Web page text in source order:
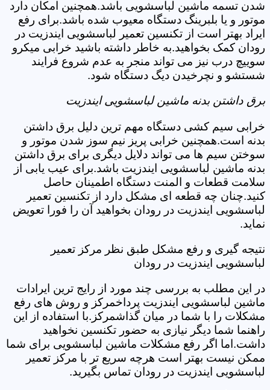
شدن تسمه ماشین لباسشویی باشد.همچنین امکان دارد
موتور و یا بلبرینگ دستگاه معیوب شده باشد.برای رفع
ایراد بهتر است از تکنسین تعمیر لباسشویی ایندزیت در
رودان کمک بخواهید.به خاطر داشته باشید خرابی میکرو
سوییچ درب نیز می تواند منجر به عدم شروع فرایند
شستشو و نچرخیدن دیگ دستگاه شود.
برق داشتن بدنه ماشین لباسشویی ایندزیت
خرابی سیم کشی دستگاه مهم ترین دلیل برق داشتن
بدنه است.همچنین خرابی پریز نیم سوز شدن موتور و
سوختن سیم ها می تواند دلایل دیگری برای برق داشتن
بدنه ماشین لباسشویی ایندزیت باشد.برای عیب یابی از
سلامت قطعات و المنت دستگاه اطمینان حاصل
کنید.چنان چه قطعه ای مشکل دارد از تکنسین تعمیر
لباسشویی ایندزیت در رودان بخواهید آن را فورا تعویض
نماید.
نتیجه گیری و رفع مشکل طبق نظر مرکز تعمیر
لباسشویی ایندزیت در رودان
در این مطلب به بررسی چند مورد از رایج ترین ایرادات
ماشین لباسشویی ایندزیت پرداخمرکز و روش های رفع
مشکلات را با شما در میان گذاشمرکز.با استفاده از این
راهنما شما دیگر نیازی به حضور تکنسین نخواهید
داشت.اما اگر رفع مشکلات ماشین لباسشویی برای شما
ممکن نیست بهتر است هرچه سریع تر با مرکز تعمیر
لباسشویی ایندزیت در رودان تماس بگیرید.